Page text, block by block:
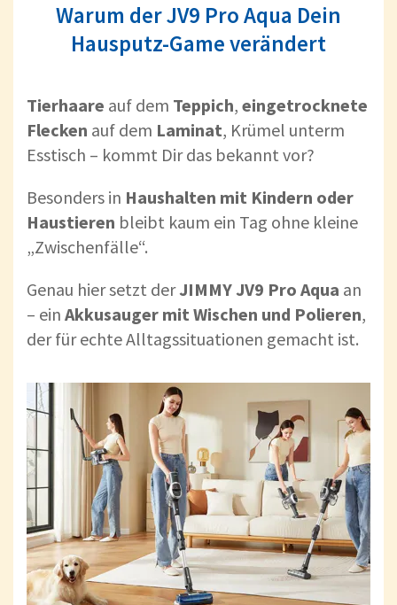
Warum der JV9 Pro Aqua Dein
Hausputz-Game verändert
Tierhaare auf dem Teppich, eingetrocknete
Flecken auf dem Laminat, Krümel unterm
Esstisch – kommt Dir das bekannt vor?
Besonders in Haushalten mit Kindern oder
Haustieren bleibt kaum ein Tag ohne kleine
„Zwischenfälle“.
Genau hier setzt derJIMMY JV9 Pro Aqua an
– ein Akkusauger mit Wischen und Polieren,
der für echte Alltagssituationen gemacht ist.